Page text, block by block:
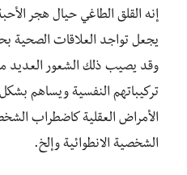
إنه القلق الطاغي حيال هجر
يجعل تواجد العلاقات الصحية
وقد يصيب ذلك الشعور العديد
تركيباتهم النفسية ويساهم
الأمراض العقلية كاضطراب
الشخصية الانطوائية وإلخ.